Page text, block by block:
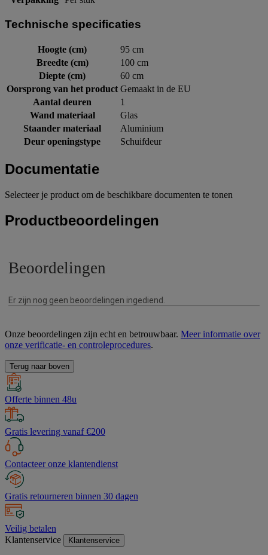
Technische specificaties
Hoogte (cm)
95 cm
Breedte (cm)
100 cm
Diepte (cm)
60 cm
Oorsprong van het product Gemaakt in de EU
Aantal deuren
1
Wand materiaal
Glas
Staander materiaal
Aluminium
Deur openingstype
Schuifdeur
Documentatie
Selecteer je product om de beschikbare documenten te tonen
Productbeoordelingen
Onze beoordelingen zijn echt en betrouwbaar. Meer informatie over
onze verificatie- en controleprocedures.
Terug naar boven
Offerte binnen 48u
Gratis levering vanaf €200
Contacteer onze klantendienst
Gratis retourneren binnen 30 dagen
Veilig betalen
Klantenservice
Klantenservice